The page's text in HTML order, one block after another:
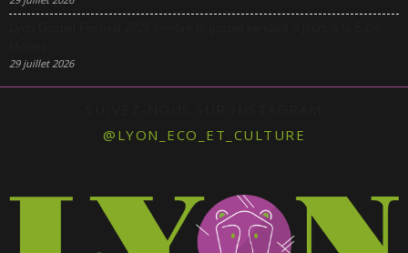
29 juillet 2026
@LYON_ECO_ET_CULTURE